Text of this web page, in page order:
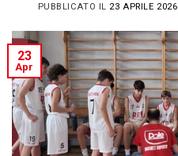
PUBBLICATO IL 23 APRILE 2026
23
Apr